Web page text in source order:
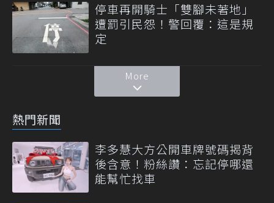
停車再開騎士「雙腳未著地」
遭罰引民怨！警回覆：這是規
定
More
熱門新聞
李多慧大方公開車牌號碼揭背
後含意！粉絲讚：忘記停哪還
能幫忙找車